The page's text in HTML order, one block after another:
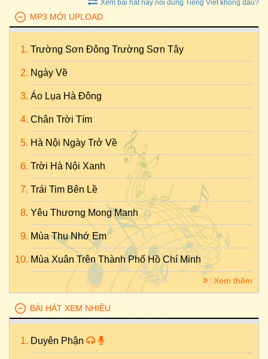
Xem bai hat nay noi dung Tieng Viet khong dau?
MP3 MỚI UPLOAD
Trường Sơn Đông Trường Sơn Tây
Ngày Về
Áo Lụa Hà Đông
Chân Trời Tím
Hà Nội Ngày Trở Về
Trời Hà Nội Xanh
Trái Tim Bên Lề
Yêu Thương Mong Manh
Mùa Thu Nhớ Em
Mùa Xuân Trên Thành Phố Hồ Chí Minh
Xem thêm
BÀI HÁT XEM NHIỀU
Duyên Phận